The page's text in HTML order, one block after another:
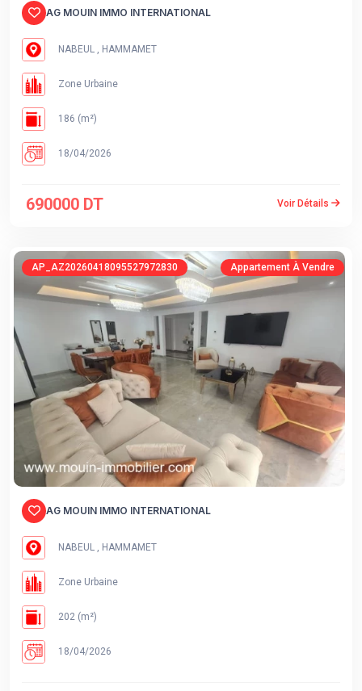
AG MOUIN IMMO INTERNATIONAL
NABEUL , HAMMAMET
Zone Urbaine
186 (m²)
18/04/2026
690000 DT Voir Détails
AP_AZ20260418095527972830 Appartement À Vendre
AG MOUIN IMMO INTERNATIONAL
NABEUL , HAMMAMET
Zone Urbaine
202 (m²)
18/04/2026